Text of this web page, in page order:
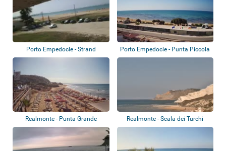
Porto Empedocle - Strand
Porto Empedocle - Punta Piccola
Frontema...
Realmonte - Punta Grande Realmonte - Scala dei Turchi